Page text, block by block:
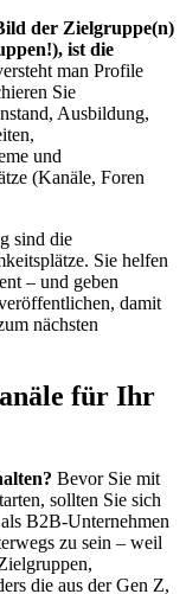
der Zielgruppe(n)
ist die
man Profile
Sie
Ausbildung,
und
(Kanäle, Foren
sind die
Sie helfen
– und geben
damit
nächsten
für Ihr
Bevor Sie mit
sollten Sie sich
B2B-Unternehmen
zu sein – weil
die aus der Gen Z,